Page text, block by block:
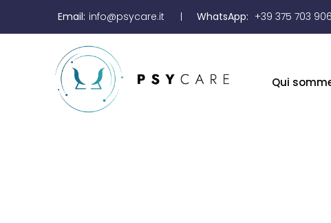
Email: info@psycare.it WhatsApp: +39 375 703
Qui